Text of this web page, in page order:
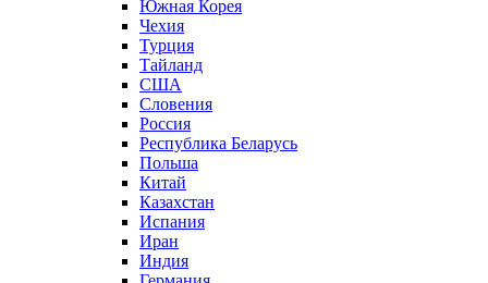
Южная Корея
Чехия
Турция
Тайланд
США
Словения
Россия
Республика Беларусь
Польша
Китай
Казахстан
Испания
Иран
Индия